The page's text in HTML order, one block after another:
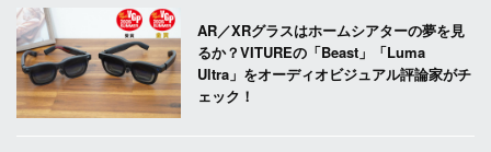
AR／XRグラスはホームシアターの夢を見
るか？VITUREの「Beast」「Luma
Ultra」をオーディオビジュアル評論家がチ
ェック！